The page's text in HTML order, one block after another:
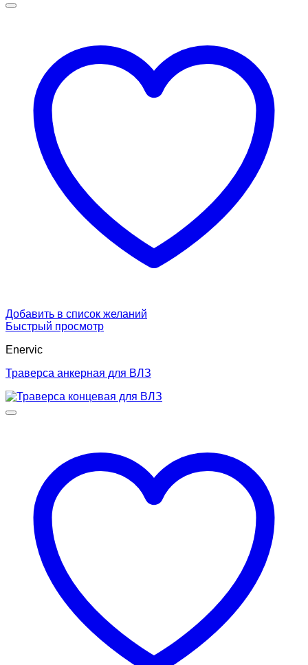
Добавить в список желаний
Быстрый просмотр
Enervic
Траверса анкерная для ВЛЗ